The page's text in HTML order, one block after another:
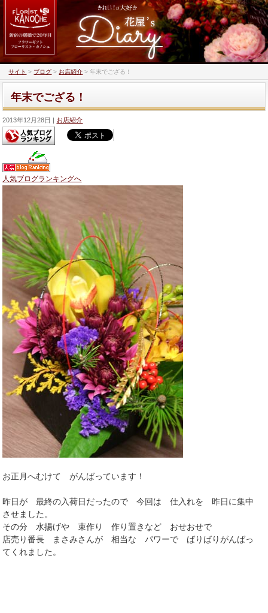
サイト > ブログ >お店紹介 >年末でござる！
年末でござる！
2013年12月28日 お店紹介
人気ブログランキングへ
お正月へむけて がんばっています！
昨日が 最終の入荷日だったので 今回は 仕入れを 昨日に集中
させました。
その分 水揚げや 束作り 作り置きなど おせおせで
店売り番長 まさみさんが 相当な パワーで ばりばりがんばっ
てくれました。